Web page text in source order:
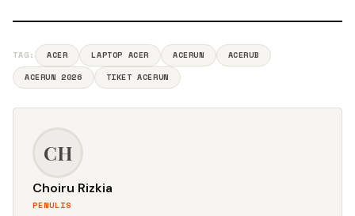
TAG: ACER LAPTOP ACER ACERUN
ACERUB
ACERUN 2026
TIKET ACERUN
CH
Choiru Rizkia
PENULIS